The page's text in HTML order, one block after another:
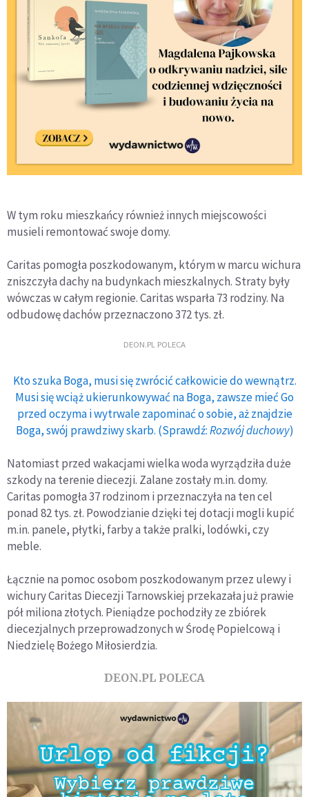
W tym roku mieszkańcy również innych miejscowości
musieli remontować swoje domy.
Caritas pomogła poszkodowanym, którym w marcu wichura
zniszczyła dachy na budynkach mieszkalnych. Straty były
wówczas w całym regionie. Caritas wsparła 73 rodziny. Na
odbudowę dachów przeznaczono 372 tys. zł.
DEON.PL POLECA
Kto szuka Boga, musi się zwrócić całkowicie do wewnątrz.
Musi się wciąż ukierunkowywać na Boga, zawsze mieć Go
przed oczyma i wytrwale zapominać o sobie, aż znajdzie
Boga, swój prawdziwy skarb. (Sprawdź:Rozwój duchowy)
Natomiast przed wakacjami wielka woda wyrządziła duże
szkody na terenie diecezji. Zalane zostały m.in. domy.
Caritas pomogła 37 rodzinom i przeznaczyła na ten cel
ponad 82 tys. zł. Powodzianie dzięki tej dotacji mogli kupić
m.in. panele, płytki, farby a także pralki, lodówki, czy
meble.
Łącznie na pomoc osobom poszkodowanym przez ulewy i
wichury Caritas Diecezji Tarnowskiej przekazała już prawie
pół miliona złotych. Pieniądze pochodziły ze zbiórek
diecezjalnych przeprowadzonych w Środę Popielcową i
Niedzielę Bożego Miłosierdzia.
DEON.PL POLECA